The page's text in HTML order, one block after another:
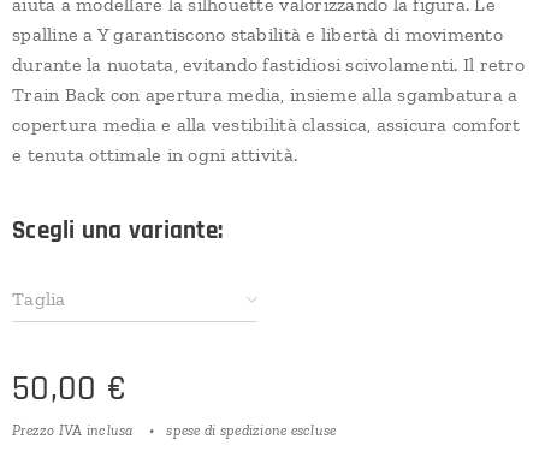
spalline a Y garantiscono stabilità e libertà di movimento
durante la nuotata, evitando fastidiosi scivolamenti. Il retro
Train Back con apertura media, insieme alla sgambatura a
copertura media e alla vestibilità classica, assicura comfort
e tenuta ottimale in ogni attività.
Scegli una variante:
Taglia
50,00 €
Prezzo IVA inclusa spese di spedizione escluse